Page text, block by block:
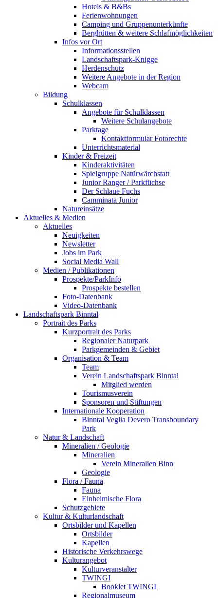
Hotels & B&Bs
Ferienwohnungen
Camping und Gruppenunterkünfte
Berghütten & weitere Schlafmöglichkeiten
Infos vor Ort
Informationsstellen
Landschaftspark-Knigge
Herdenschutz
Weitere Angebote in der Region
Webcam
Bildung
Schulklassen
Angebote für Schulklassen
Weitere Schulangebote
Parktage
Kontaktformular Fotorechte
Unterrichtsmaterial
Kinder & Freizeit
Kinderaktivitäten
Spielgruppe Natürwärchstatt
Junior Ranger / Parkfüchse
Der Schlaue Fuchs
Camminata Junior
Natureinsätze
Aktuelles & Medien
Aktuelles
Neuigkeiten
Newsletter
Jobs im Park
Social Media Wall
Medien / Publikationen
Prospekte/ParkInfo
Prospekte bestellen
Foto-Datenbank
Video-Datenbank
Landschaftspark Binntal
Portrait des Parks
Kurzportrait des Parks
Regionaler Naturpark
Parkgemeinden & Gebiet
Organisation & Team
Team
Verein Landschaftspark Binntal
Mitglied werden
Tourismusverein
Sponsoren und Stiftungen
Internationale Kooperation
Binntal Veglia Devero Transboundary
Park
Natur & Landschaft
Mineralien / Geologie
Mineralien
Verein Mineralien Binn
Geologie
Flora / Fauna
Fauna
Einheimische Flora
Schutzgebiete
Kultur & Kulturlandschaft
Ortsbilder und Kapellen
Ortsbilder
Kapellen
Historische Verkehrswege
Kulturangebot
Kulturveranstalter
TWINGI
Booklet TWINGI
Regionalmuseum